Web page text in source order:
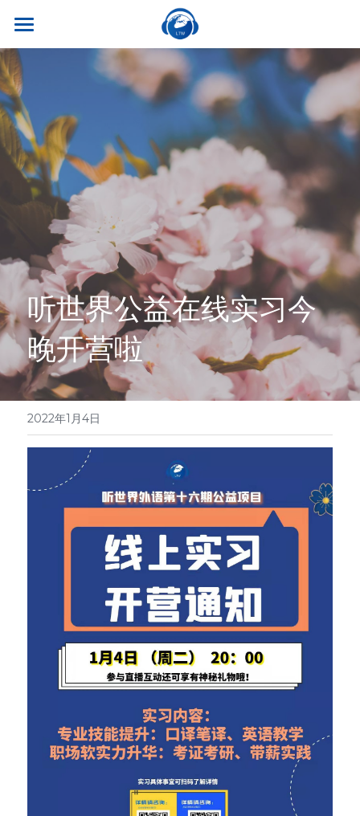
首页
听世界外语
名师风采
学校荣誉
考试比赛
合作伙伴
最新资讯
热门课程
英专学硕
英专专硕
英语口译
英语笔译
流利口语
雅思托福
医学系列
实习就业
实习项目
就业资讯
学习资源
干货讲座
真题系列
双语资料
翻译服务
笔译服务
口译服务
翻译语种
翻译报价
联系我们
听世界公益在线实习今
晚开营啦
2022年1月4日
商品分类
所有商品分类